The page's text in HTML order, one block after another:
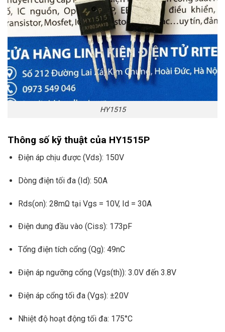
HY1515
Thông số kỹ thuật của HY1515P
Điện áp chịu được (Vds): 150V
Dòng điện tối đa (Id): 50A
Rds(on): 28mΩ tại Vgs = 10V, Id = 30A
Điện dung đầu vào (Ciss): 173pF
Tổng điện tích cổng (Qg): 49nC
Điện áp ngưỡng cổng (Vgs(th)): 3.0V đến 3.8V
Điện áp cổng tối đa (Vgs): ±20V
Nhiệt độ hoạt động tối đa: 175°C